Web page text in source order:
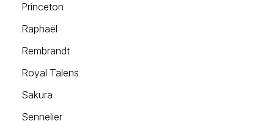
Princeton
Raphaël
Rembrandt
Royal Talens
Sakura
Sennelier